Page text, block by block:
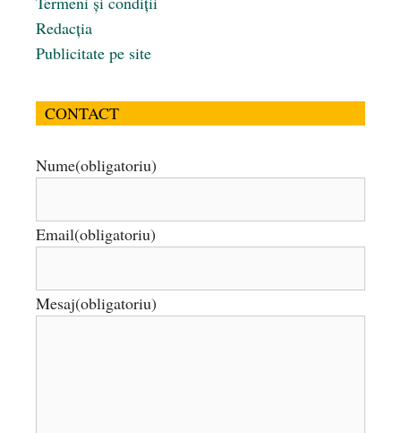
Redacția
Publicitate pe site
CONTACT
Nume(obligatoriu)
Email(obligatoriu)
Mesaj(obligatoriu)